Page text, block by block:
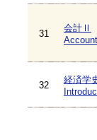
31
会計Ⅱ
32
経済学